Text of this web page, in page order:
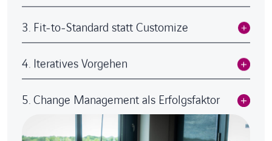
3. Fit-to-Standard statt Customize
4. Iteratives Vorgehen
5. Change Management als Erfolgsfaktor